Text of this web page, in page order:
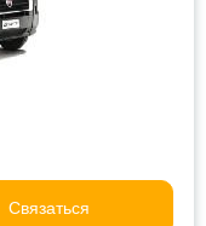
Связаться